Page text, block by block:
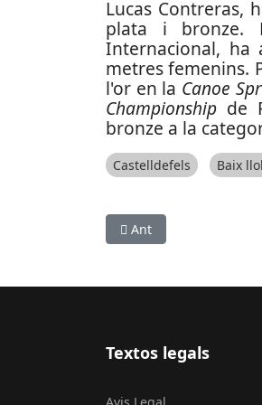
Lucas Contreras,
plata i bronze.
Internacional, ha
metres femenins.
l'or en la Canoe
Championship de
bronze a la
Castelldefels Baix
Article anterior: Laia
Ant
Textos legals
Avis Legal